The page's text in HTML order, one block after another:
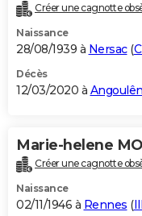
Créer une cagnotte
Naissance
28/08/1939 à Nersac(
Décès
12/03/2020 à
Marie-helene
Créer une cagnotte
Naissance
02/11/1946 à Rennes (